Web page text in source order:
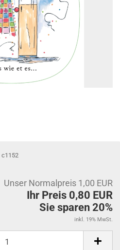
c1152
Unser Normalpreis 1,00 EUR
Ihr Preis 0,80 EUR
Sie sparen 20%
inkl. 19% MwSt.